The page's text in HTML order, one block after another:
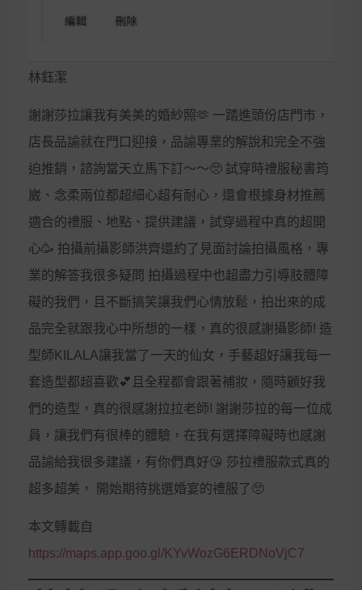
林鈺潔
謝謝莎拉讓我有美美的婚紗照🫶 一踏進頭份店門市，
店長品諭就在門口迎接，品諭專業的解說和完全不強
迫推銷，諮詢當天立馬下訂～～🥺 試穿時禮服秘書筠
崴、念柔兩位都超細心超有耐心，還會根據身材推薦
適合的禮服、地點、提供建議，試穿過程中真的超開
心🥳 拍攝前攝影師洪齊還約了見面討論拍攝風格，專
業的解答我很多疑問 拍攝過程中也超盡力引導肢體障
礙的我們，且不斷搞笑讓我們心情放鬆，拍出來的成
品完全就跟我心中所想的一樣，真的很感謝攝影師! 造
型師KILALA讓我當了一天的仙女，手藝超好讓我每一
套造型都超喜歡💕且全程都會跟著補妝，隨時顧好我
們的造型，真的很感謝拉拉老師! 謝謝莎拉的每一位成
員，讓我們有很棒的體驗，在我有選擇障礙時也感謝
品諭給我很多建議，有你們真好😘 莎拉禮服款式真的
超多超美， 開始期待挑選婚宴的禮服了🥺
本文轉載自
https://maps.app.goo.gl/KYvWozG6ERDNoVjC7